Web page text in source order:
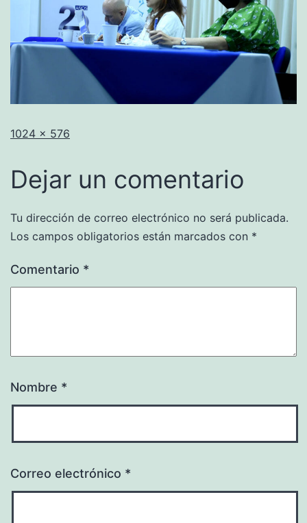
1024 × 576
Dejar un comentario
Tu dirección de correo electrónico no será publicada.
Los campos obligatorios están marcados con *
Comentario *
Nombre *
Correo electrónico *